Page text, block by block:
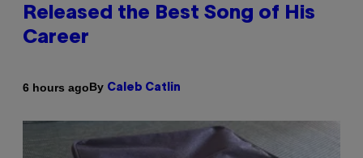
Released the Best Song of His
Career
6 hours agoBy Caleb Catlin